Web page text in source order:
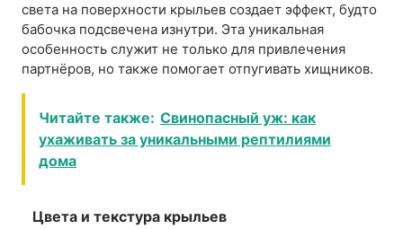
света на поверхности крыльев создает эффект, будто
бабочка подсвечена изнутри. Эта уникальная
особенность служит не только для привлечения
партнёров, но также помогает отпугивать хищников.
Читайте также: Свинопасный уж: как
ухаживать за уникальными рептилиями
дома
Цвета и текстура крыльев